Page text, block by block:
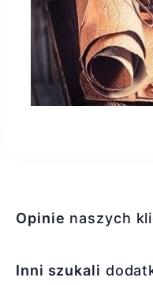
Opinie naszych
Inni szukali